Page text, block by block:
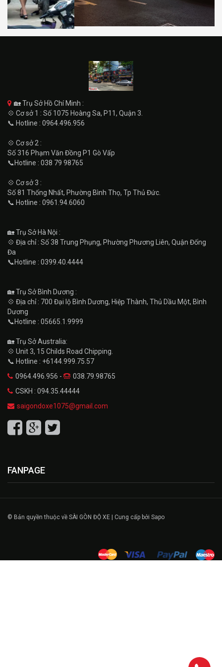
🏡 Trụ Sở Hồ Chí Minh :
💠 Cơ sở 1 : Số 1075 Hoàng Sa, P11, Quận 3.
📞 Hotline : 0964.496.956
💠 Cơ sở 2 :
Số 316 Phạm Văn Đồng P1 Gò Vấp
📞Hotline : 038 79 98765
💠 Cơ sở 3 :
Số 81 Thống Nhất, Phường Bình Thọ, Tp Thủ Đức.
📞 Hotline : 0961.94.6060
🏡 Trụ Sở Hà Nội :
💠 Địa chỉ : Số 38 Trung Phụng, Phường Phương Liên, Quận Đống
Đa
📞Hotline : 0399.40.4444
🏡 Trụ Sở Bình Dương :
💠 Địa chỉ : 700 Đại lộ Bình Dương, Hiệp Thành, Thủ Dầu Một, Bình
Dương
📞Hotline : 05665.1.9999
🏡 Trụ Sở Australia:
💠 Unit 3, 15 Childs Road Chipping.
📞 Hotline : +6144.999.75.57
0964.496.956 -
038.79.98765
CSKH : 094.35.44444
saigondoxe1075@gmail.com
FANPAGE
© Bản quyền thuộc về SÀI GÒN ĐỘ XE | Cung cấp bởi Sapo